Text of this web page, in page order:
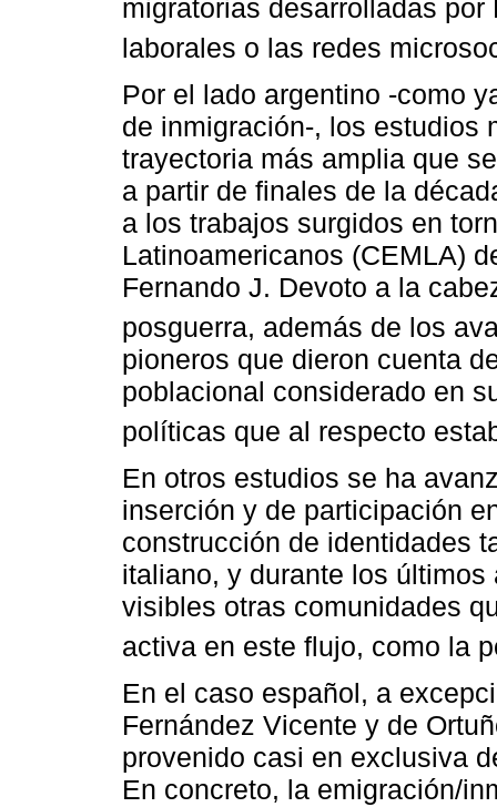
migratorias desarrolladas
laborales o las redes
Por el lado argentino -como
de inmigración-, los estudios
trayectoria más amplia que
a partir de finales de la
a los trabajos surgidos en
Latinoamericanos (CEMLA)
Fernando J. Devoto a la
posguerra, además de los
pioneros que dieron cuenta
poblacional considerado en
políticas que al respecto
En otros estudios se ha
inserción y de participación
construcción de identidades
italiano, y durante los
visibles otras comunidades
activa en este flujo, como la
En el caso español, a
Fernández Vicente y de
provenido casi en exclusiva
En concreto, la emigración/